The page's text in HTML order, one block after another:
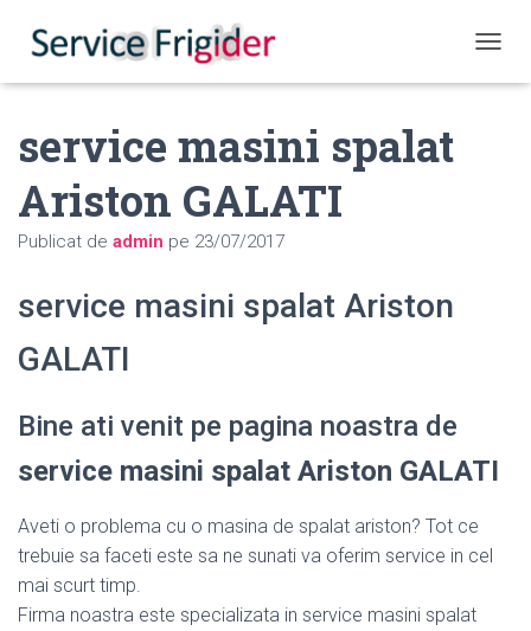
service masini spalat
Ariston GALATI
Publicat de admin pe 23/07/2017
service masini spalat Ariston
GALATI
Bine ati venit pe pagina noastra de
service masini spalat Ariston GALATI
Aveti o problema cu o masina de spalat ariston? Tot ce
trebuie sa faceti este sa ne sunati va oferim service in cel
mai scurt timp.
Firma noastra este specializata in service masini spalat